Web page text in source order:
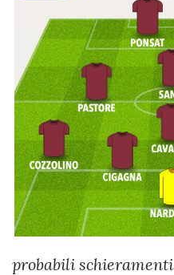
probabili schieramenti